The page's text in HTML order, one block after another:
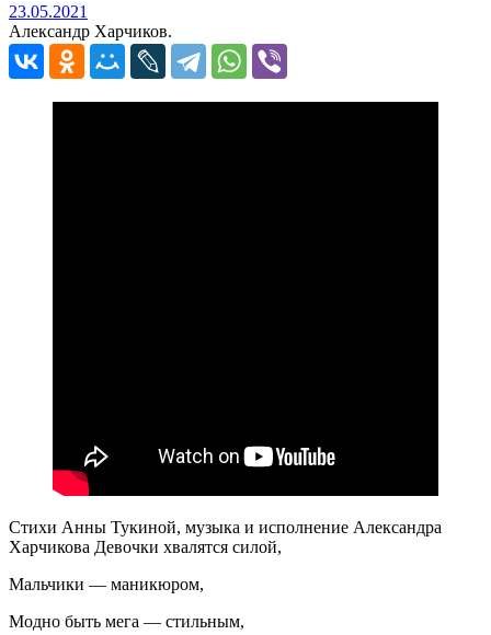
23.05.2021
Александр Харчиков.
Стихи Анны Тукиной, музыка и исполнение Александра
Харчикова Девочки хвалятся силой,
Мальчики — маникюром,
Модно быть мега — стильным,